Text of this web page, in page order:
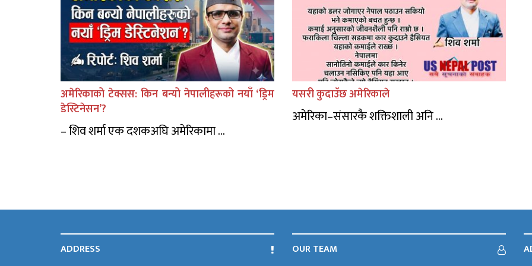
अमेरिकाको टेक्सस: किन बन्यो नेपालीहरूको नयाँ ‘ड्रिम
डेस्टिनेसन’?
– शिव शर्मा एक दशकअघि अमेरिकामा ...
यसरी कुदाउॅछ अमेरिकाले
अमेरिका–संसारकै शक्तिशाली अनि ...
ADDRESS OUR TEAM